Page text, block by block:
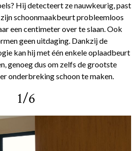
Hij detecteert ze nauwkeurig, past
schoonmaakbeurt probleemloos
een centimeter over te slaan. Ook
geen uitdaging. Dankzij de
kan hij met één enkele oplaadbeurt
genoeg dus om zelfs de grootste
onderbreking schoon te maken.
1/6